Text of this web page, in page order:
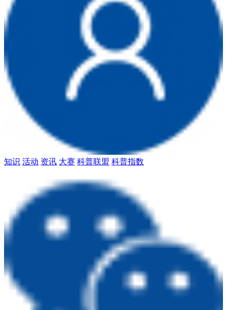
知识 活动 资讯 大赛 科普联盟 科普指数